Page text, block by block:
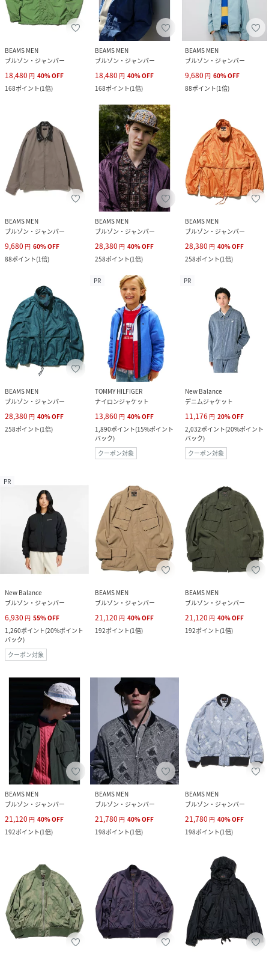
BEAMS MEN
ブルゾン・ジャンパー
18,480 円 40%OFF
168ポイント(1倍)
BEAMS MEN
ブルゾン・ジャンパー
18,480 円 40%OFF
168ポイント(1倍)
BEAMS MEN
ブルゾン・ジャンパー
9,680 円 60%OFF
88ポイント(1倍)
BEAMS MEN
ブルゾン・ジャンパー
9,680 円 60%OFF
88ポイント(1倍)
BEAMS MEN
ブルゾン・ジャンパー
28,380 円 40%OFF
258ポイント(1倍)
BEAMS MEN
ブルゾン・ジャンパー
28,380 円 40%OFF
258ポイント(1倍)
BEAMS MEN
ブルゾン・ジャンパー
28,380 円 40%OFF
258ポイント(1倍)
PR
TOMMY HILFIGER
ナイロンジャケット
13,860 円 40%OFF
1,890ポイント(15%ポイント
バック)
クーポン対象
PR
New Balance
デニムジャケット
11,176 円 20%OFF
2,032ポイント(20%ポイント
バック)
クーポン対象
PR
New Balance
ブルゾン・ジャンパー
6,930 円 55%OFF
1,260ポイント(20%ポイント
バック)
クーポン対象
BEAMS MEN
ブルゾン・ジャンパー
21,120 円 40%OFF
192ポイント(1倍)
BEAMS MEN
ブルゾン・ジャンパー
21,120 円 40%OFF
192ポイント(1倍)
BEAMS MEN
ブルゾン・ジャンパー
21,120 円 40%OFF
192ポイント(1倍)
BEAMS MEN
ブルゾン・ジャンパー
21,780 円 40%OFF
198ポイント(1倍)
BEAMS MEN
ブルゾン・ジャンパー
21,780 円 40%OFF
198ポイント(1倍)